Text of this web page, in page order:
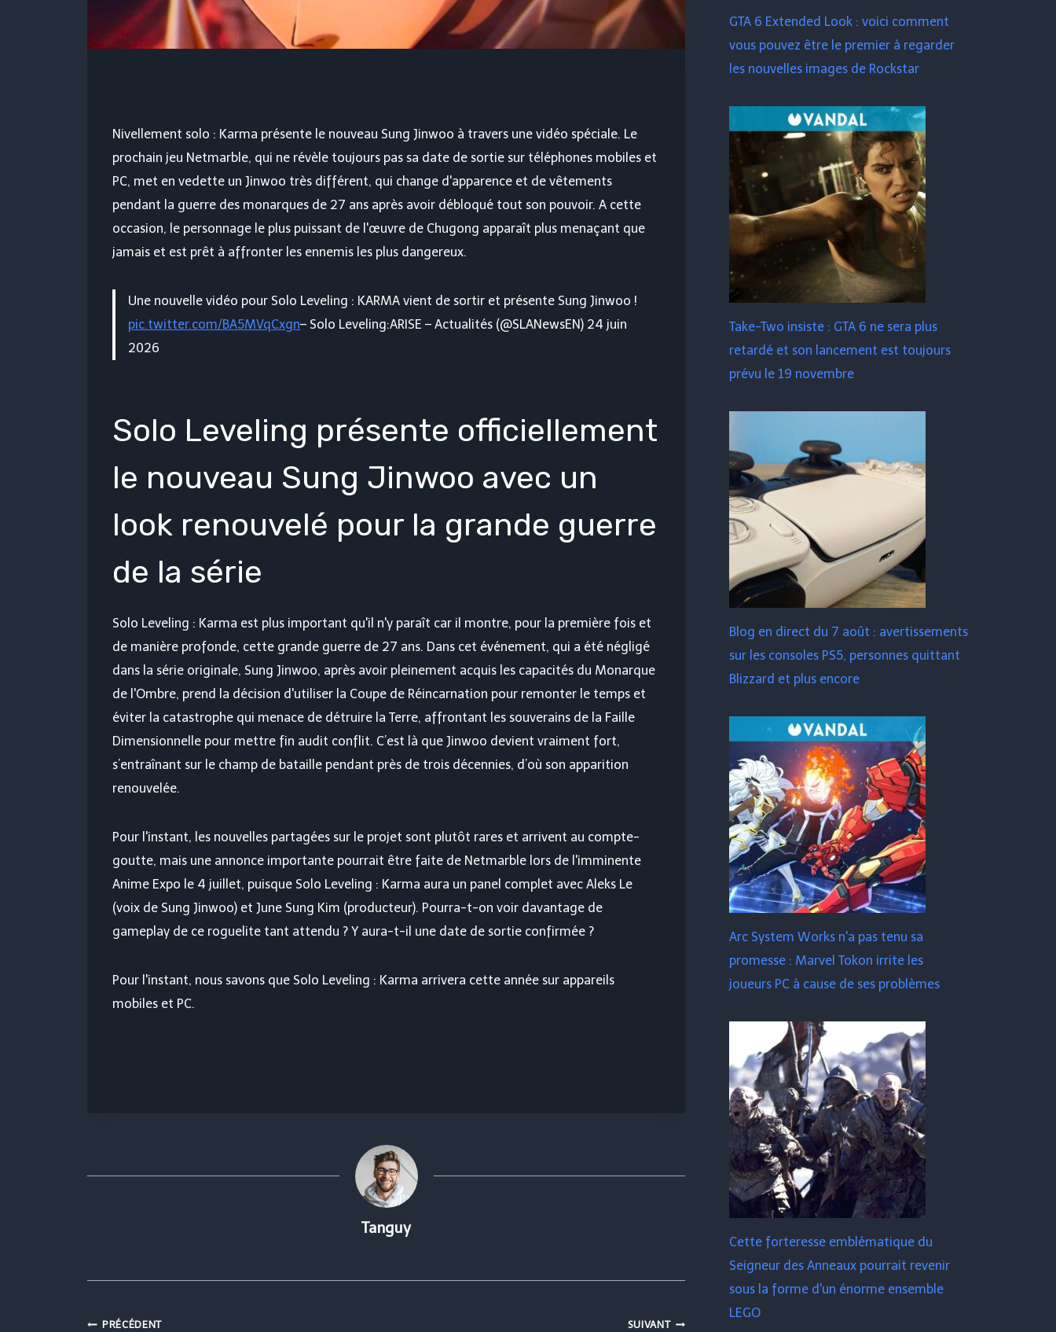
Nivellement solo : Karma présente le nouveau Sung Jinwoo à travers une vidéo spéciale. Le
prochain jeu Netmarble, qui ne révèle toujours pas sa date de sortie sur téléphones mobiles et
PC, met en vedette un Jinwoo très différent, qui change d'apparence et de vêtements
pendant la guerre des monarques de 27 ans après avoir débloqué tout son pouvoir. A cette
occasion, le personnage le plus puissant de l'œuvre de Chugong apparaît plus menaçant que
jamais et est prêt à affronter les ennemis les plus dangereux.
Une nouvelle vidéo pour Solo Leveling : KARMA vient de sortir et présente Sung Jinwoo !
pic.twitter.com/BA5MVqCxgn– Solo Leveling:ARISE – Actualités (@SLANewsEN) 24 juin
2026
Solo Leveling présente officiellement
le nouveau Sung Jinwoo avec un
look renouvelé pour la grande guerre
de la série
Solo Leveling : Karma est plus important qu'il n'y paraît car il montre, pour la première fois et
de manière profonde, cette grande guerre de 27 ans. Dans cet événement, qui a été négligé
dans la série originale, Sung Jinwoo, après avoir pleinement acquis les capacités du Monarque
de l'Ombre, prend la décision d'utiliser la Coupe de Réincarnation pour remonter le temps et
éviter la catastrophe qui menace de détruire la Terre, affrontant les souverains de la Faille
Dimensionnelle pour mettre fin audit conflit. C’est là que Jinwoo devient vraiment fort,
s’entraînant sur le champ de bataille pendant près de trois décennies, d’où son apparition
renouvelée.
Pour l'instant, les nouvelles partagées sur le projet sont plutôt rares et arrivent au compte-
goutte, mais une annonce importante pourrait être faite de Netmarble lors de l'imminente
Anime Expo le 4 juillet, puisque Solo Leveling : Karma aura un panel complet avec Aleks Le
(voix de Sung Jinwoo) et June Sung Kim (producteur). Pourra-t-on voir davantage de
gameplay de ce roguelite tant attendu ? Y aura-t-il une date de sortie confirmée ?
Pour l'instant, nous savons que Solo Leveling : Karma arrivera cette année sur appareils
mobiles et PC.
Tanguy
PRÉCÉDENT SUIVANT
GTA 6 Extended Look : voici comment
vous pouvez être le premier à regarder
les nouvelles images de Rockstar
Take-Two insiste : GTA 6 ne sera plus
retardé et son lancement est toujours
prévu le 19 novembre
Blog en direct du 7 août : avertissements
sur les consoles PS5, personnes quittant
Blizzard et plus encore
Arc System Works n'a pas tenu sa
promesse : Marvel Tokon irrite les
joueurs PC à cause de ses problèmes
Cette forteresse emblématique du
Seigneur des Anneaux pourrait revenir
sous la forme d'un énorme ensemble
LEGO